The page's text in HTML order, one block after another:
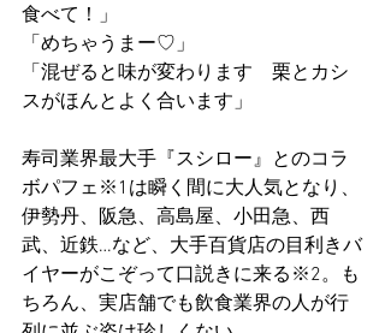
食べて！」
「めちゃうまー♡」
「混ぜると味が変わります　栗とカシ
スがほんとよく合います」
寿司業界最大手『スシロー』とのコラ
ボパフェ※1は瞬く間に大人気となり、
伊勢丹、阪急、高島屋、小田急、西
武、近鉄…など、大手百貨店の目利きバ
イヤーがこぞって口説きに来る※2。も
ちろん、実店舗でも飲食業界の人が行